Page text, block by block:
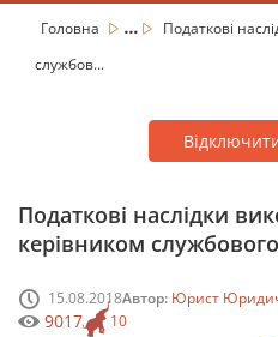
Головна ...
Податкові
службов...
Податкові наслідки
керівником
15.08.2018Автор: Юрист
10
9017